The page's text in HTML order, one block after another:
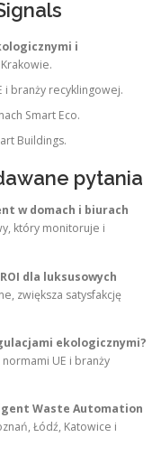
i
i branży recyklingowej.
Smart Eco.
Buildings.
pytania
w domach i biurach
który monitoruje i
dla luksusowych
zwiększa satysfakcję
ekologicznymi?
UE i branży
Waste Automation
Łódź, Katowice i